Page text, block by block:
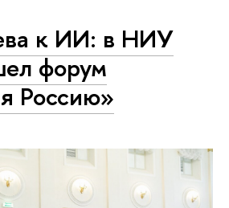
к ИИ: в НИУ
форум
Россию»